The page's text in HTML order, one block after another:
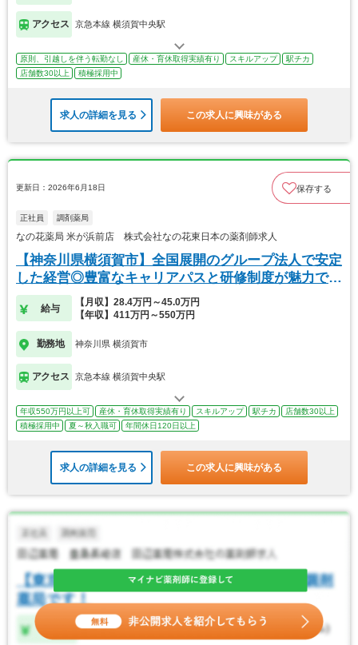
アクセス 京急本線 横須賀中央駅
原則、引越しを伴う転勤なし 産休・育休取得実績有り スキルアップ
駅チカ
店舗数30以上
積極採用中
求人の詳細を見る この求人に興味がある
更新日：2026年6月18日 保存する
正社員 調剤薬局
なの花薬局 米が浜前店 株式会社なの花東日本の薬剤師求人
【神奈川県横須賀市】全国展開のグループ法人で安定
した経営◎豊富なキャリアパスと研修制度が魅力で
す！
給与
【月収】28.4万円～45.0万円
【年収】411万円～550万円
勤務地 神奈川県 横須賀市
アクセス 京急本線 横須賀中央駅
年収550万円以上可 産休・育休取得実績有り スキルアップ 駅チカ
店舗数30以上
積極採用中
夏～秋入職可 年間休日120日以上
求人の詳細を見る この求人に興味がある